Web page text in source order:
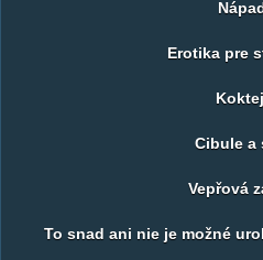
Erotika pre
Cibule a
Vepřová
To snad ani nie je možné